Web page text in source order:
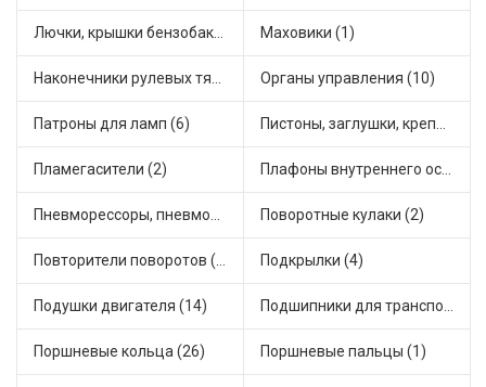
Лючки, крышки бензобака (6) Маховики (1)
Наконечники рулевых тяг (12) Органы управления (10)
Патроны для ламп (6) Пистоны, заглушки, крепежные элементы (5)
Пламегасители (2) Плафоны внутреннего освещения (1)
Пневморессоры, пневмоподушки (1) Поворотные кулаки (2)
Повторители поворотов (3) Подкрылки (4)
Подушки двигателя (14) Подшипники для транспорта (15)
Поршневые кольца (26) Поршневые пальцы (1)